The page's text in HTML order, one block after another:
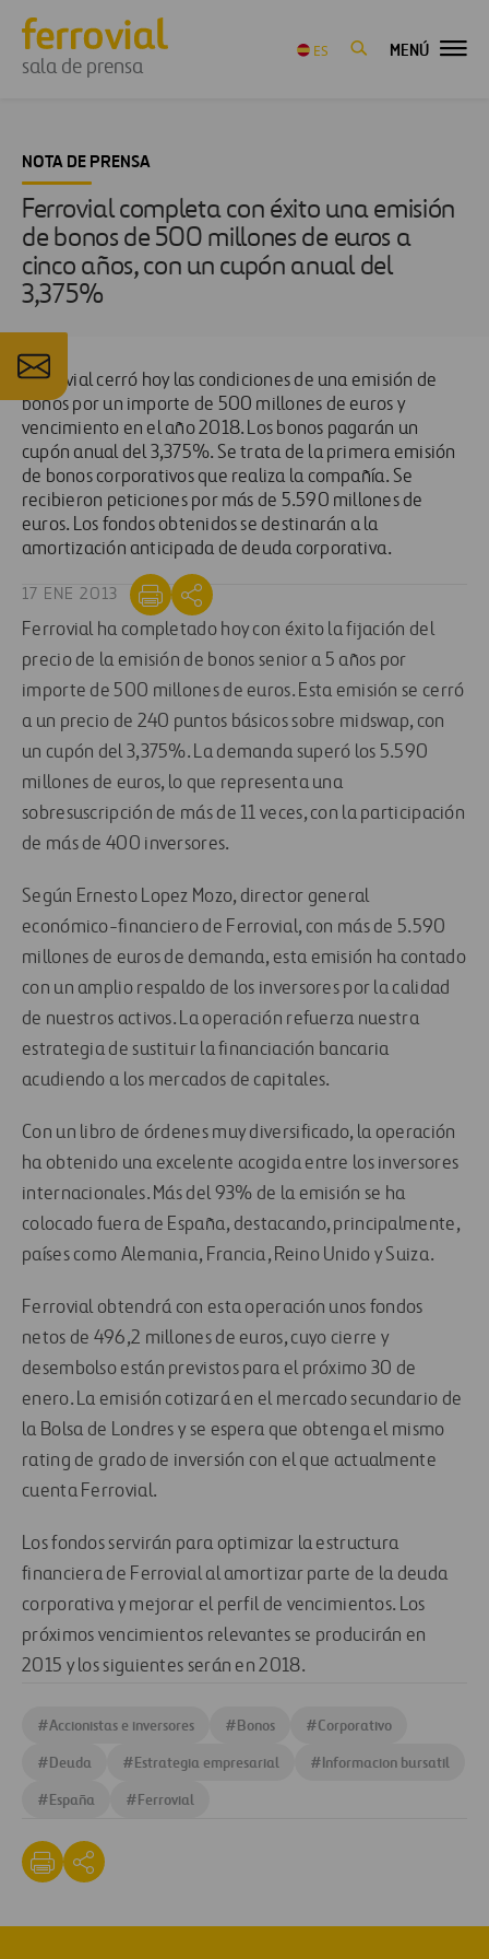
sala de prensa
ES MENÚ
NOTA DE PRENSA
Ferrovial completa con éxito una emisión
de bonos de 500 millones de euros a
cinco años, con un cupón anual del
3,375%
Ferrovial cerró hoy las condiciones de una emisión de
bonos por un importe de 500 millones de euros y
vencimiento en el año 2018. Los bonos pagarán un
cupón anual del 3,375%. Se trata de la primera emisión
de bonos corporativos que realiza la compañía. Se
recibieron peticiones por más de 5.590 millones de
euros. Los fondos obtenidos se destinarán a la
amortización anticipada de deuda corporativa.
17 ENE 2013
Ferrovial ha completado hoy con éxito la fijación del
precio de la emisión de bonos senior a 5 años por
importe de 500 millones de euros. Esta emisión se cerró
a un precio de 240 puntos básicos sobre midswap, con
un cupón del 3,375%. La demanda superó los 5.590
millones de euros, lo que representa una
sobresuscripción de más de 11 veces, con la participación
de más de 400 inversores.
Según Ernesto Lopez Mozo, director general
económico-financiero de Ferrovial, con más de 5.590
millones de euros de demanda, esta emisión ha contado
con un amplio respaldo de los inversores por la calidad
de nuestros activos. La operación refuerza nuestra
estrategia de sustituir la financiación bancaria
acudiendo a los mercados de capitales.
Con un libro de órdenes muy diversificado, la operación
ha obtenido una excelente acogida entre los inversores
internacionales. Más del 93% de la emisión se ha
colocado fuera de España, destacando, principalmente,
países como Alemania, Francia, Reino Unido y Suiza.
Ferrovial obtendrá con esta operación unos fondos
netos de 496,2 millones de euros, cuyo cierre y
desembolso están previstos para el próximo 30 de
enero. La emisión cotizará en el mercado secundario de
la Bolsa de Londres y se espera que obtenga el mismo
rating de grado de inversión con el que actualmente
cuenta Ferrovial.
Los fondos servirán para optimizar la estructura
financiera de Ferrovial al amortizar parte de la deuda
corporativa y mejorar el perfil de vencimientos. Los
próximos vencimientos relevantes se producirán en
2015 y los siguientes serán en 2018.
#Accionistas e inversores #Bonos #Corporativo
#Deuda #Estrategia empresarial #Informacion bursatil
#España #Ferrovial